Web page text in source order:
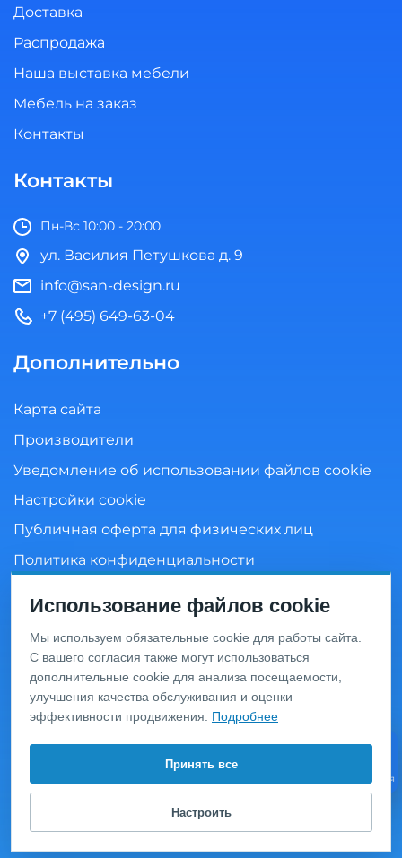
консультация
Доставка
Распродажа
Наша выставка мебели
Мебель на заказ
Контакты
Контакты
Пн-Вс 10:00 - 20:00
ул. Василия Петушкова д. 9
info@san-design.ru
+7 (495) 649-63-04
Дополнительно
Карта сайта
Производители
Уведомление об использовании файлов cookie
Настройки cookie
Публичная оферта для физических лиц
Политика конфиденциальности
Информация о ценах и товарах на данном сайте носит
информационный характер и не является публичной
офертой, определяемой положениями Статьи 437 ГК
РФ. Перед оформлением заказа уточняйте актуальную
цену у менеджера по телефону.
© 2020 Интернет-магазин сантехники «San-Design»,
Москва, ул. Василия Петушкова д. 9, тел.:
63-04.
Использование файлов cookie
Мы используем обязательные cookie для работы сайта.
С вашего согласия также могут использоваться
дополнительные cookie для анализа посещаемости,
улучшения качества обслуживания и оценки
эффективности продвижения. Подробнее
Принять все
Настроить